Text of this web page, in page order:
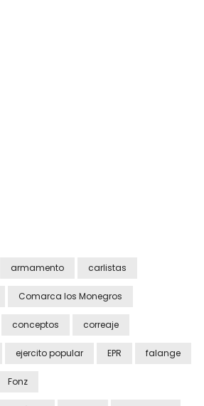
armamento carlistas
Comarca los Monegros
conceptos correaje
ejercito popular EPR falange
Fonz